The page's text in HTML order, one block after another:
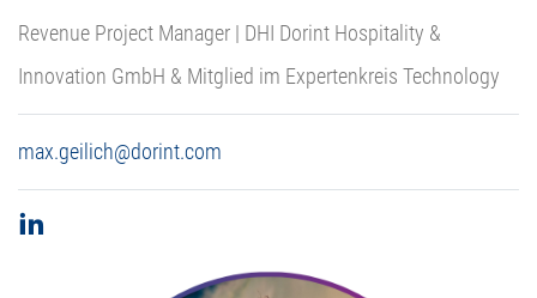
Revenue Project Manager | DHI Dorint Hospitality &
Innovation GmbH & Mitglied im Expertenkreis Technology
max.geilich@dorint.com